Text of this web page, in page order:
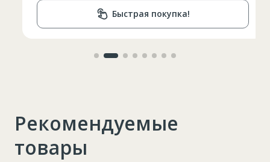
Быстрая покупка!
Рекомендуемые
товары